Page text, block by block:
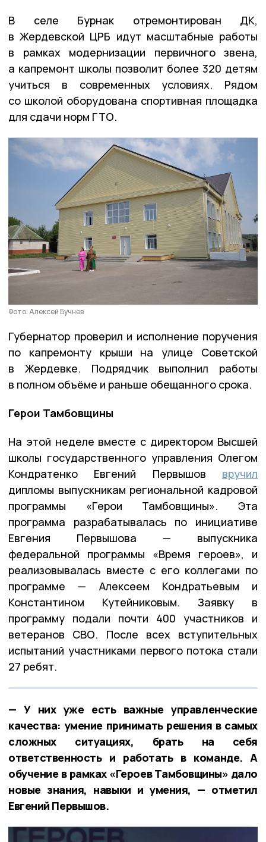
В селе Бурнак отремонтирован ДК,
в Жердевской ЦРБ идут масштабные работы
в рамках модернизации первичного звена,
а капремонт школы позволит более 320 детям
учиться в современных условиях. Рядом
со школой оборудована спортивная площадка
для сдачи норм ГТО.
Фото: Алексей Бучнев
Губернатор проверил и исполнение поручения
по капремонту крыши на улице Советской
в Жердевке. Подрядчик выполнил работы
в полном объёме и раньше обещанного срока.
Герои Тамбовщины
На этой неделе вместе с директором Высшей
школы государственного управления Олегом
Кондратенко Евгений Первышов вручил
дипломы выпускникам региональной кадровой
программы «Герои Тамбовщины». Эта
программа разрабатывалась по инициативе
Евгения Первышова — выпускника
федеральной программы «Время героев», и
реализовывалась вместе с его коллегами по
программе — Алексеем Кондратьевым и
Константином Кутейниковым. Заявку в
программу подали почти 400 участников и
ветеранов СВО. После всех вступительных
испытаний участниками первого потока стали
27 ребят.
— У них уже есть важные управленческие
качества: умение принимать решения в самых
сложных ситуациях, брать на себя
ответственность и работать в команде. А
обучение в рамках «Героев Тамбовщины» дало
новые знания, навыки и умения, — отметил
Евгений Первышов.